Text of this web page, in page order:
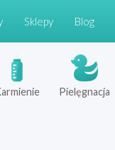
Sklepy Blog
Pielęgnacja